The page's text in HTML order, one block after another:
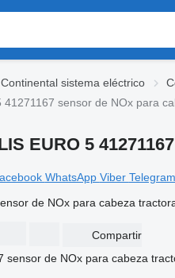
Continental sistema eléctrico
sensor de NOx para
EURO 5
WhatsApp Viber Telegram
de NOx para cabeza
Compartir